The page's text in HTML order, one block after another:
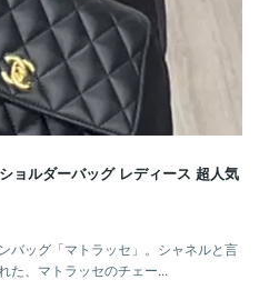
ョルダーバッグ レディース 超人気
バッグ「マトラッセ」。シャネルと言
た、マトラッセのチェー...